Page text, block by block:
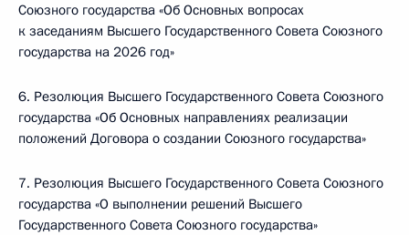
Союзного государства «Об Основных вопросах
к заседаниям Высшего Государственного Совета Союзного
государства на 2026 год»
6. Резолюция Высшего Государственного Совета Союзного
государства «Об Основных направлениях реализации
положений Договора о создании Союзного государства»
7. Резолюция Высшего Государственного Совета Союзного
государства «О выполнении решений Высшего
Государственного Совета Союзного государства»